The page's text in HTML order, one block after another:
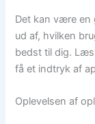
Det kan være en
ud af, hvilken
bedst til dig.
få et indtryk af
Oplevelsen af